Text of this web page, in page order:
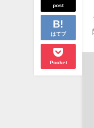
post
はてブ
Pocket